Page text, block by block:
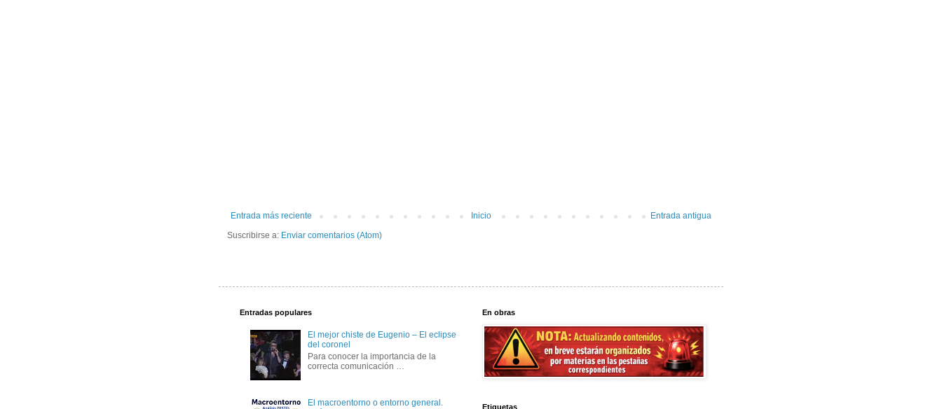
Entrada más reciente Entrada antigua
Inicio
Suscribirse a: Enviar comentarios (Atom)
Entradas populares
El mejor chiste de Eugenio – El eclipse
del coronel
Para conocer la importancia de la
correcta comunicación …
El macroentorno o entorno general.
En obras
Etiquetas